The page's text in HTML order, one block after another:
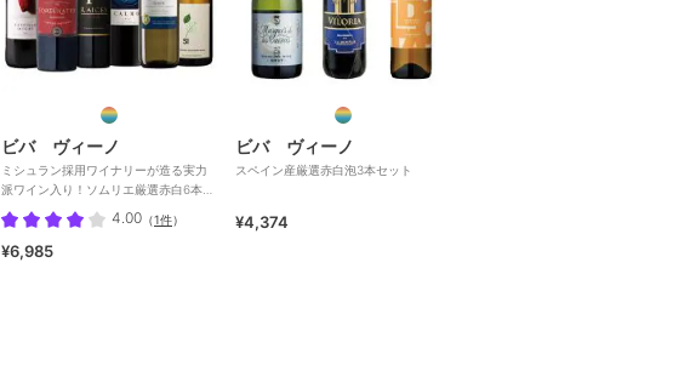
ビバ ヴィーノ
ミシュラン採用ワイナリーが造る実力
派ワイン入り！ソムリエ厳選赤白6本セ
ット
4.00 （1件）
¥6,985
ビバ ヴィーノ
スペイン産厳選赤白泡3本セット
¥4,374